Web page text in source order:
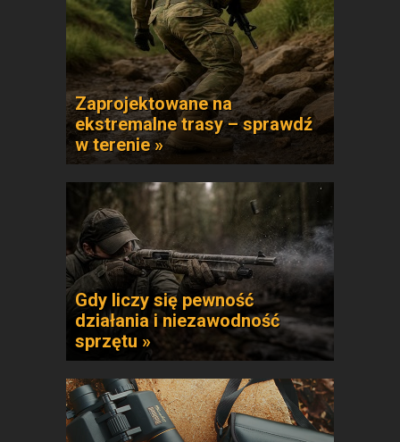
Zaprojektowane na
ekstremalne trasy – sprawdź
w terenie »
Gdy liczy się pewność
działania i niezawodność
sprzętu »